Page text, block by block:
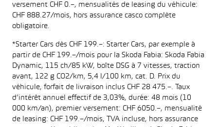
versement CHF 0.–, mensualités de leasing du véhicule:
CHF 888.27/mois, hors assurance casco complète
obligatoire.
*Starter Cars dès CHF 199.–: Starter Cars, par exemple à
partir de CHF 199.–/mois pour la Skoda Fabia: Skoda Fabia
Dynamic, 115 ch/85 kW, boîte DSG à 7 vitesses, traction
avant, 122 g CO2/km, 5,4 l/100 km, cat. D. Prix du
véhicule, forfait de livraison inclus CHF 28 475.–. Taux
d’intérêt annuel effectif de 3,03%, durée: 48 mois (10
000 km/an), premier versement: CHF 6050.–, mensualité
de leasing: CHF 199.–/mois, TVA incluse, hors assurance